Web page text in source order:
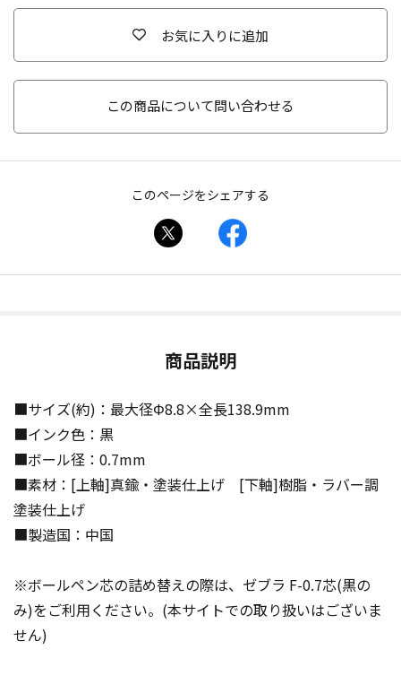
お気に入りに追加
この商品について問い合わせる
このページをシェアする
商品説明
■サイズ(約)：最大径Φ8.8×全長138.9mm
■インク色：黒
■ボール径：0.7mm
■素材：[上軸]真鍮・塗装仕上げ [下軸]樹脂・ラバー調
塗装仕上げ
■製造国：中国
※ボールペン芯の詰め替えの際は、ゼブラ F-0.7芯(黒の
み)をご利用ください。(本サイトでの取り扱いはございま
せん)